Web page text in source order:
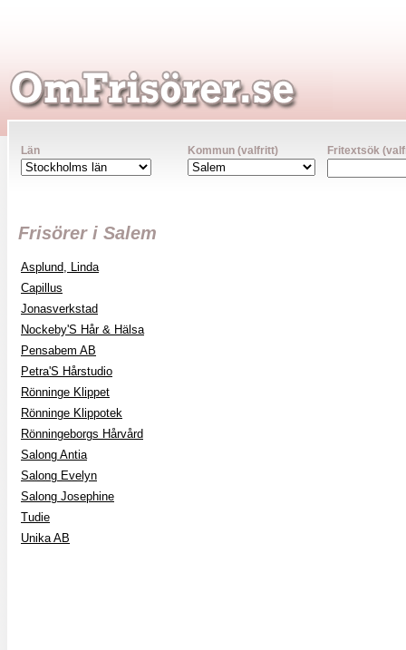
Län Kommun (valfritt) Fritextsök
Frisörer i Salem
Asplund, Linda
Capillus
Jonasverkstad
Nockeby'S Hår & Hälsa
Pensabem AB
Petra'S Hårstudio
Rönninge Klippet
Rönninge Klippotek
Rönningeborgs Hårvård
Salong Antia
Salong Evelyn
Salong Josephine
Tudie
Unika AB